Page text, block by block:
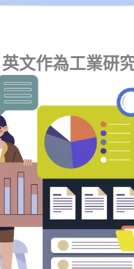
英文作為工業研